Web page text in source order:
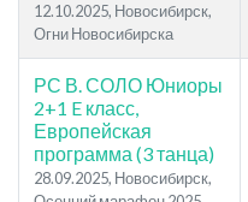
12.10.2025, Новосибирск,
Огни Новосибирска
РС В. СОЛО Юниоры
2+1 E класс,
Европейская
программа (3 танца)
28.09.2025, Новосибирск,